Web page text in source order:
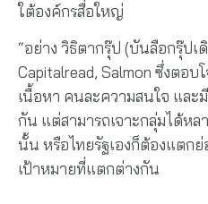
ใต้องค์กรสื่อใหญ่
“อย่าง วิธิตากรุ๊ป (บันลือกรุ๊ปเ
Capitalread, Salmon ซึ่งตอ
เนื้อหา คนละความสนใจ และ
กัน แต่สามารถเจาะกลุ่มได้หล
นั้น หรือไทยรัฐเองก็ต้องแตก
เป้าหมายที่แตกต่างกัน